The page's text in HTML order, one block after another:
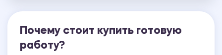
Почему стоит купить готовую
работу?